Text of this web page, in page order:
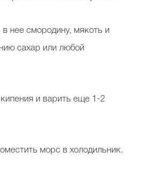
в нее смородину, мякоть и
сахар или любой
и варить еще 1-2
морс в холодильник.